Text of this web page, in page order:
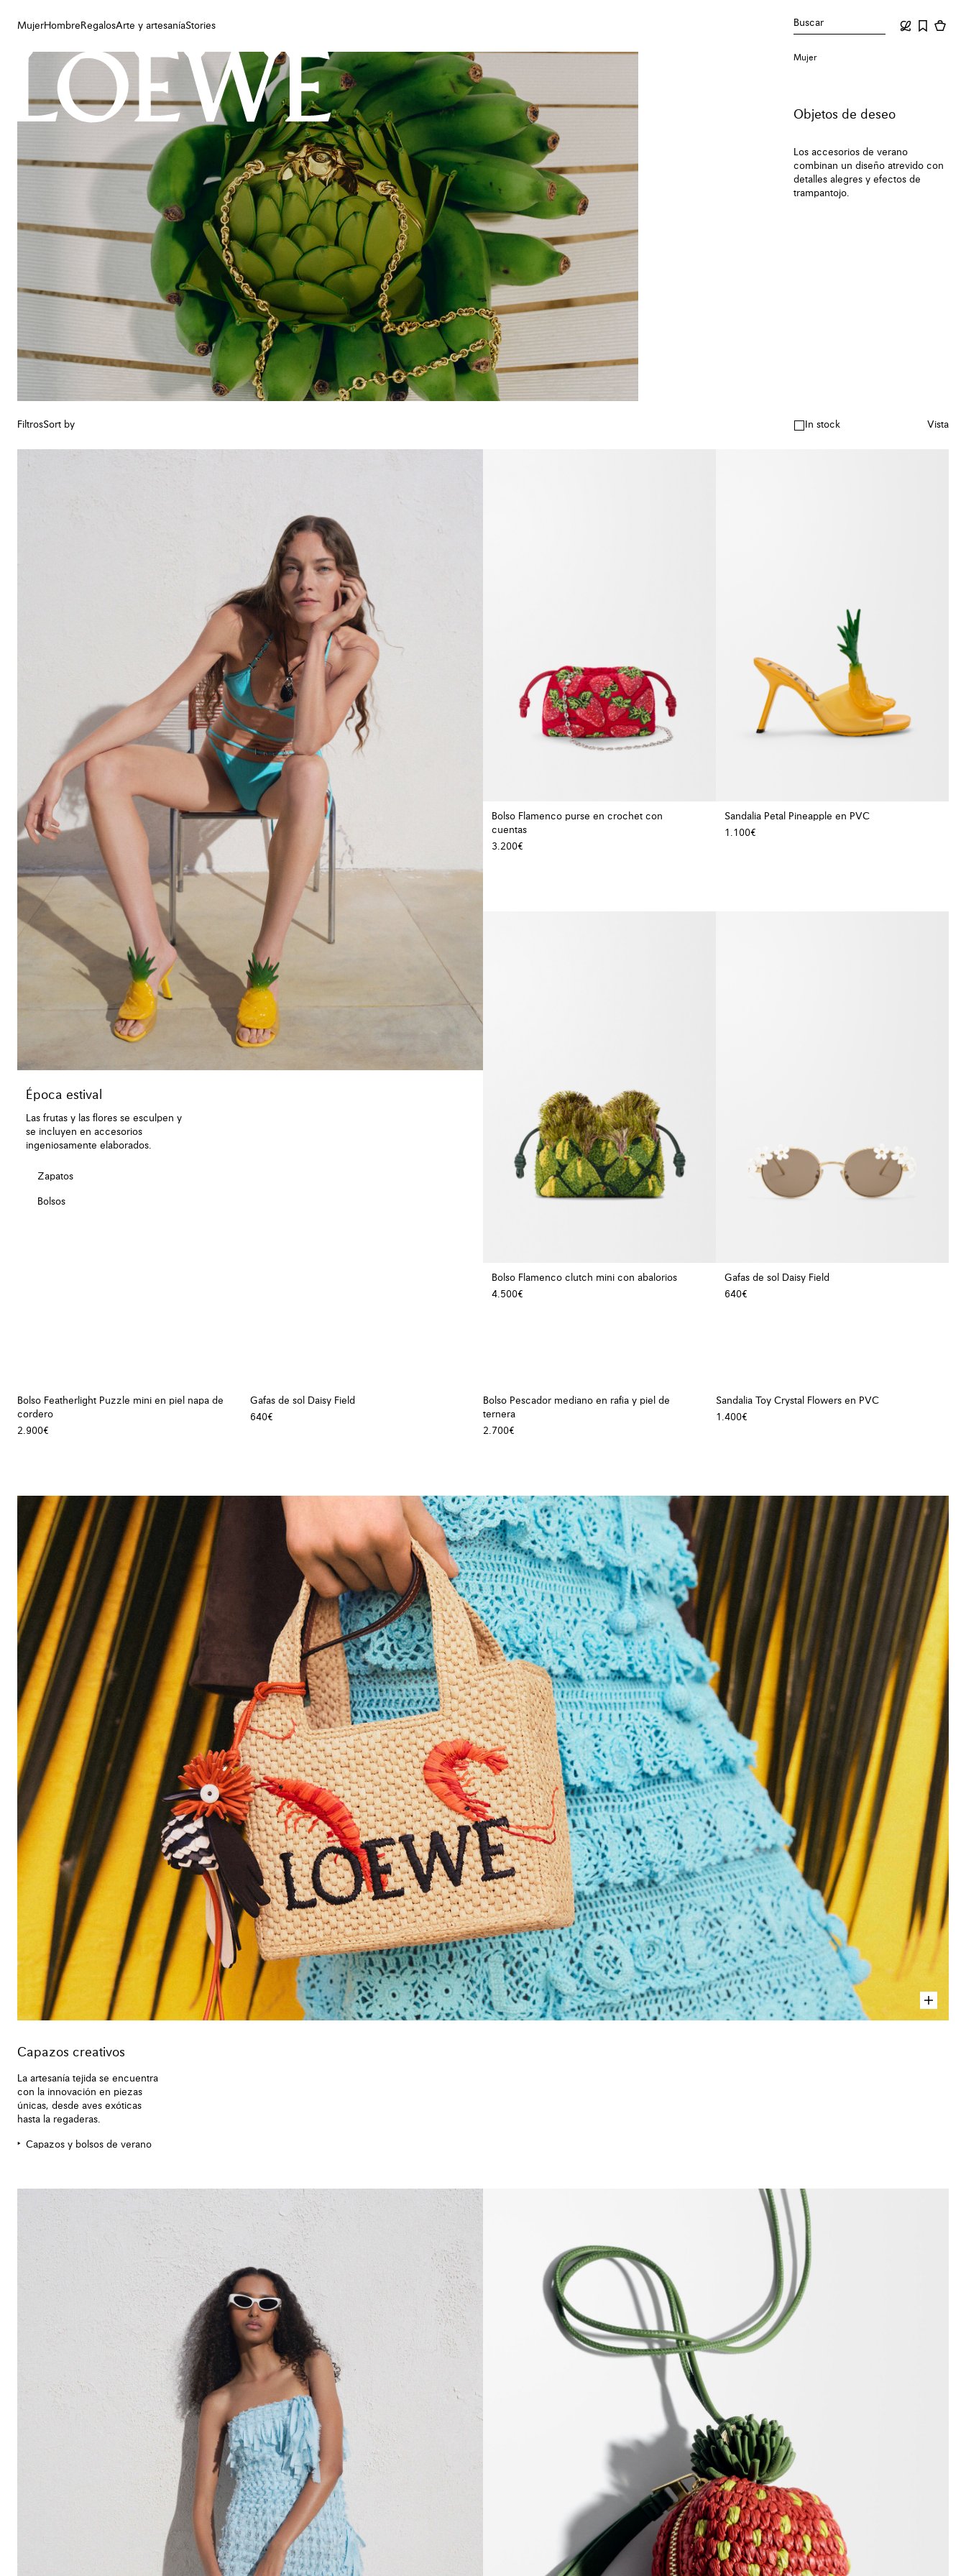
MujerHombre RegalosArte y artesaníaStories Buscar
Mujer
Regalos
Arte y artesanía
Mujer
Objetos de deseo
Los accesorios de verano
combinan un diseño atrevido con
detalles alegres y efectos de
trampantojo.
FiltrosSort by In stock Vista
Época estival
Las frutas y las flores se esculpen y
se incluyen en accesorios
ingeniosamente elaborados.
Zapatos
Bolsos
Bolso Flamenco purse en crochet con
cuentas
3.200€
Sandalia Petal Pineapple en PVC
1.100€
Bolso Flamenco clutch mini con abalorios
4.500€
Gafas de sol Daisy Field
640€
Bolso Featherlight Puzzle mini en piel napa de
cordero
2.900€
Gafas de sol Daisy Field
640€
Bolso Pescador mediano en rafia y piel de
ternera
2.700€
Sandalia Toy Crystal Flowers en PVC
1.400€
Capazos creativos
La artesanía tejida se encuentra
con la innovación en piezas
únicas, desde aves exóticas
hasta la regaderas.
Capazos y bolsos de verano